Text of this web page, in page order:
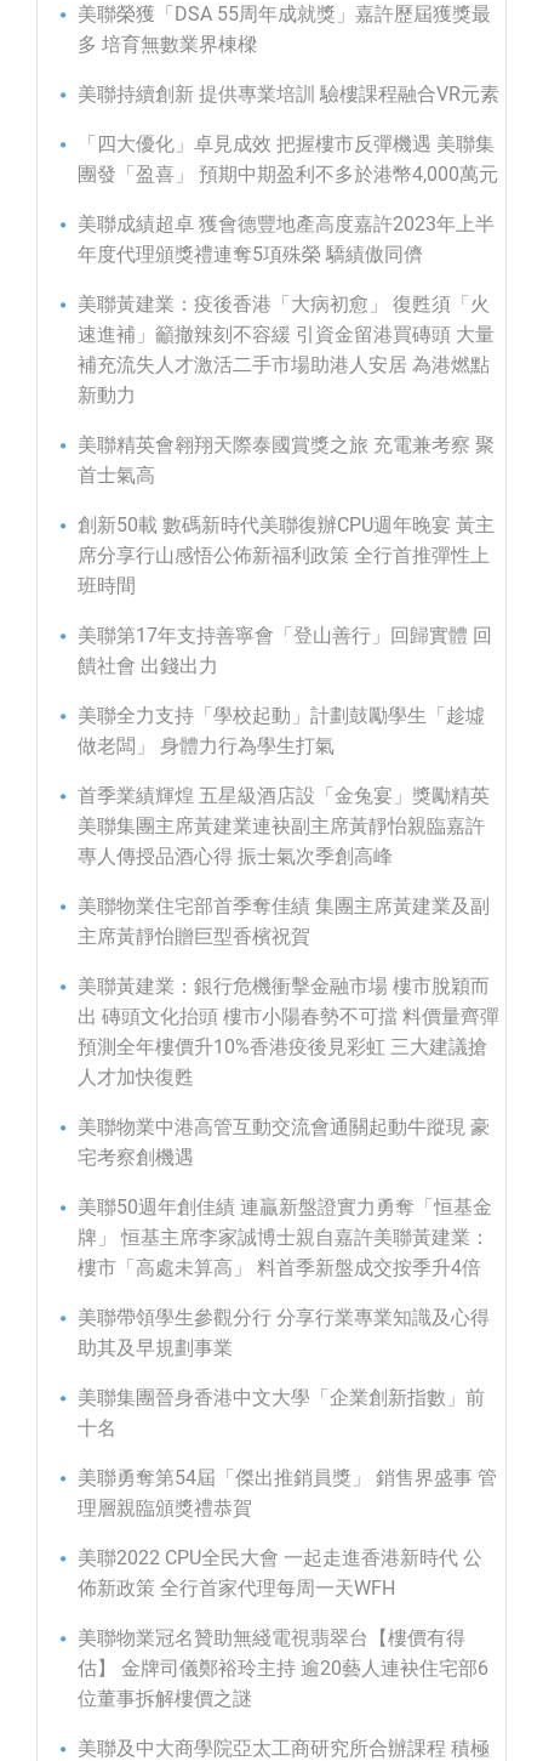
美聯榮獲「DSA 55周年成就獎」嘉許歷屆獲獎最
多 培育無數業界棟樑
美聯持續創新 提供專業培訓 驗樓課程融合VR元素
「四大優化」卓見成效 把握樓市反彈機遇 美聯集
團發「盈喜」 預期中期盈利不多於港幣4,000萬元
美聯成績超卓 獲會德豐地產高度嘉許2023年上半
年度代理頒獎禮連奪5項殊榮 驕績傲同儕
美聯黃建業：疫後香港「大病初愈」 復甦須「火
速進補」籲撤辣刻不容緩 引資金留港買磚頭 大量
補充流失人才激活二手市場助港人安居 為港燃點
新動力
美聯精英會翱翔天際泰國賞獎之旅 充電兼考察 聚
首士氣高
創新50載 數碼新時代美聯復辦CPU週年晚宴 黃主
席分享行山感悟公佈新福利政策 全行首推彈性上
班時間
美聯第17年支持善寧會「登山善行」回歸實體 回
饋社會 出錢出力
美聯全力支持「學校起動」計劃鼓勵學生「趁墟
做老闆」 身體力行為學生打氣
首季業績輝煌 五星級酒店設「金兔宴」獎勵精英
美聯集團主席黃建業連袂副主席黃靜怡親臨嘉許
專人傳授品酒心得 振士氣次季創高峰
美聯物業住宅部首季奪佳績 集團主席黃建業及副
主席黃靜怡贈巨型香檳祝賀
美聯黃建業：銀行危機衝擊金融市場 樓市脫穎而
出 磚頭文化抬頭 樓市小陽春勢不可擋 料價量齊彈
預測全年樓價升10%香港疫後見彩虹 三大建議搶
人才加快復甦
美聯物業中港高管互動交流會通關起動牛蹤現 豪
宅考察創機遇
美聯50週年創佳績 連贏新盤證實力勇奪「恒基金
牌」 恒基主席李家誠博士親自嘉許美聯黃建業：
樓市「高處未算高」 料首季新盤成交按季升4倍
美聯帶領學生參觀分行 分享行業專業知識及心得
助其及早規劃事業
美聯集團晉身香港中文大學「企業創新指數」前
十名
美聯勇奪第54屆「傑出推銷員獎」 銷售界盛事 管
理層親臨頒獎禮恭賀
美聯2022 CPU全民大會 一起走進香港新時代 公
佈新政策 全行首家代理每周一天WFH
美聯物業冠名贊助無綫電視翡翠台【樓價有得
估】 金牌司儀鄭裕玲主持 逾20藝人連袂住宅部6
位董事拆解樓價之謎
美聯及中大商學院亞太工商研究所合辦課程 積極